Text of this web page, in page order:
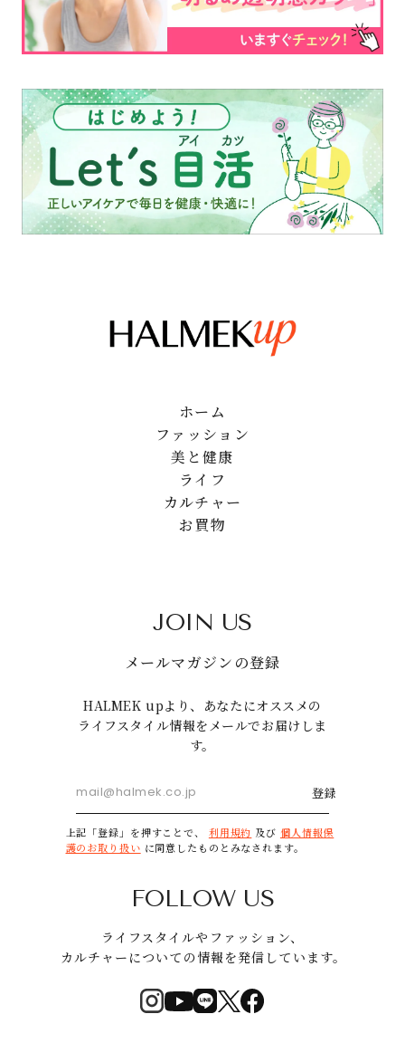
ホーム
ファッション
美と健康
ライフ
カルチャー
お買物
JOIN US
メールマガジンの登録
HALMEK upより、あなたにオススメの
ライフスタイル情報をメールでお届けしま
す。
登録
上記「登録」を押すことで、 利用規約 及び 個人情報保
護のお取り扱い に同意したものとみなされます。
FOLLOW US
ライフスタイルやファッション、
カルチャーについての情報を発信しています。